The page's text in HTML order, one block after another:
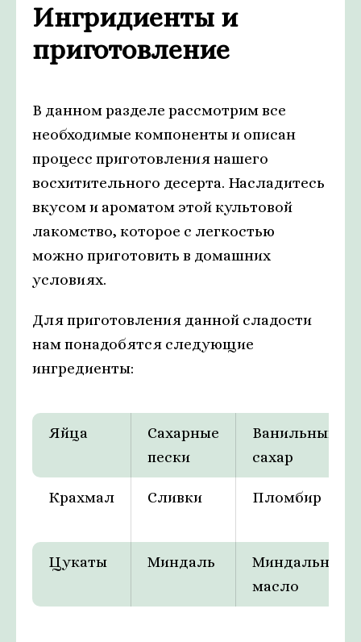
Ингридиенты и
приготовление
В данном разделе рассмотрим все
необходимые компоненты и описан
процесс приготовления нашего
восхитительного десерта. Насладитесь
вкусом и ароматом этой культовой
лакомство, которое с легкостью
можно приготовить в домашних
условиях.
Для приготовления данной сладости
нам понадобятся следующие
ингредиенты:
Яйца
Сахарные
пески
Ванильный
сахар
Крахмал Сливки Пломбир
Цукаты Миндаль
Миндальное
масло